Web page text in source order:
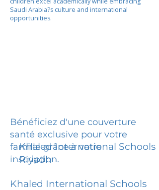
Saudi Arabia?s culture and international
opportunities.
Bénéficiez d'une couverture
santé exclusive pour votre
famille grâce à votre
inscription.
Khaled International Schools
Riyadh
Khaled International Schools